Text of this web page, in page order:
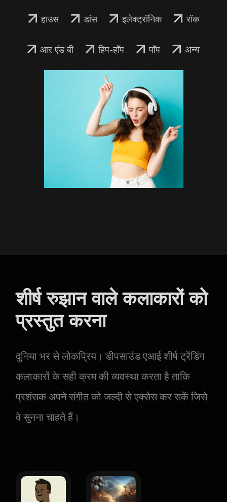
हाउस डांस इलेक्ट्रॉनिक रॉक
आर एंड बी हिप-हॉप पॉप अन्य
शीर्ष रुझान वाले कलाकारों को
प्रस्तुत करना
दुनिया भर से लोकप्रिय। डीपसाउंड एआई शीर्ष ट्रेंडिंग
कलाकारों के सही क्रम की व्यवस्था करता है ताकि
प्रशंसक अपने संगीत को जल्दी से एक्सेस कर सकें जिसे
वे सुनना चाहते हैं।